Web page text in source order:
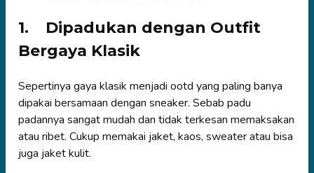
1. Dipadukan dengan Outfit
Bergaya Klasik
Sepertinya gaya klasik menjadi ootd yang paling banya
dipakai bersamaan dengan sneaker. Sebab padu
padannya sangat mudah dan tidak terkesan memaksakan
atau ribet. Cukup memakai jaket, kaos, sweater atau bisa
juga jaket kulit.